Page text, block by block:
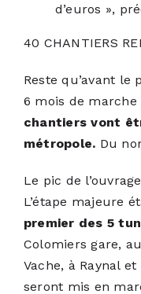
d’euros »,
40 CHANTIERS
Reste qu’avant
6 mois de
chantiers vont
métropole. Du
Le pic de
L’étape majeure
premier des 5
Colomiers gare,
Vache, à Raynal
seront mis en